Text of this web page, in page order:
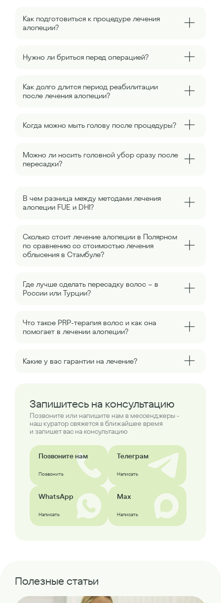
Как подготовиться к процедуре лечения
алопеции?
Нужно ли бриться перед операцией?
Как долго длится период реабилитации
после лечения алопеции?
Когда можно мыть голову после процедуры?
Можно ли носить головной убор сразу после
пересадки?
В чем разница между методами лечения
алопеции FUE и DHI?
Сколько стоит лечение алопеции в Полярном
по сравнению со стоимостью лечения
облысения в Стамбуле?
Где лучше сделать пересадку волос – в
России или Турции?
Что такое PRP-терапия волос и как она
помогает в лечении алопеции?
Какие у вас гарантии на лечение?
Запишитесь на консультацию
Позвоните или напишите нам в мессенджеры -
наш куратор свяжется в ближайшее время
и запишет вас на консультацию
Позвоните нам
Позвонить
Телеграм
Написать
WhatsApp
Написать
Max
Написать
Полезные статьи